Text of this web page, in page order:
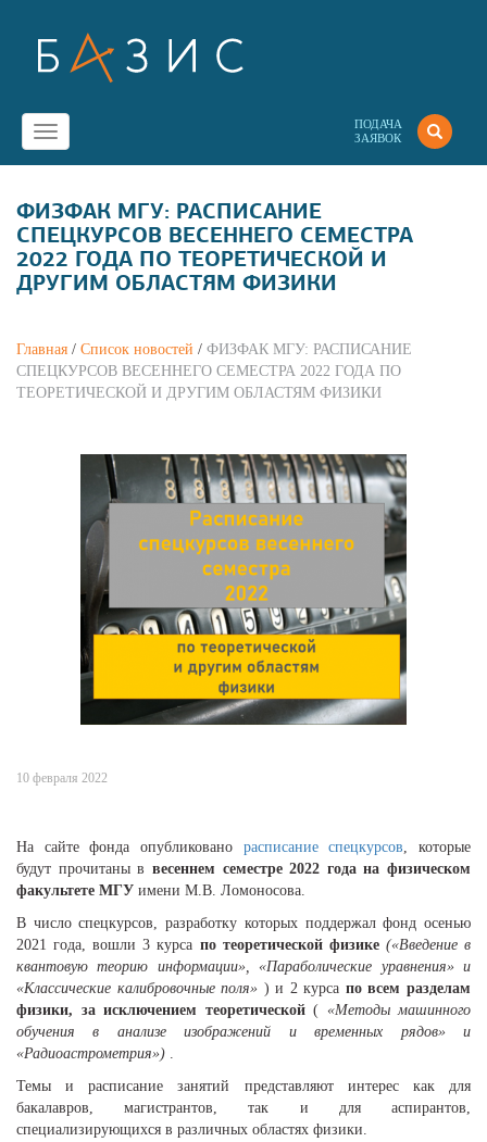
ПОДАЧА
ЗАЯВОК
Toggle
navigation
ФИЗФАК МГУ: РАСПИСАНИЕ
СПЕЦКУРСОВ ВЕСЕННЕГО СЕМЕСТРА
2022 ГОДА ПО ТЕОРЕТИЧЕСКОЙ И
ДРУГИМ ОБЛАСТЯМ ФИЗИКИ
Главная / Список новостей / ФИЗФАК МГУ: РАСПИСАНИЕ
СПЕЦКУРСОВ ВЕСЕННЕГО СЕМЕСТРА 2022 ГОДА ПО
ТЕОРЕТИЧЕСКОЙ И ДРУГИМ ОБЛАСТЯМ ФИЗИКИ
10 февраля 2022
На сайте фонда опубликовано расписание спецкурсов, которые
будут прочитаны в весеннем семестре 2022 года на физическом
факультете МГУ имени М.В. Ломоносова.
В число спецкурсов, разработку которых поддержал фонд осенью
2021 года, вошли 3 курса по теоретической физике («Введение в
квантовую теорию информации», «Параболические уравнения» и
«Классические калибровочные поля» ) и 2 курса по всем разделам
физики, за исключением теоретической( «Методы машинного
обучения в анализе изображений и временных рядов» и
«Радиоастрометрия») .
Темы и расписание занятий представляют интерес как для
бакалавров, магистрантов, так и для аспирантов,
специализирующихся в различных областях физики.